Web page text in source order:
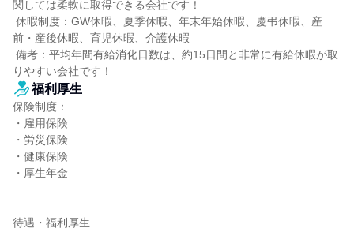
関しては柔軟に取得できる会社です！
前・産後休暇、育児休暇、介護休暇
りやすい会社です！
福利厚生
保険制度：
・雇用保険
・労災保険
・健康保険
・厚生年金
待遇・福利厚生